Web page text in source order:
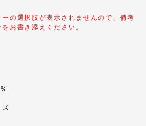
の選択肢が表示されませんので、備考
お書き添えください。
ズ